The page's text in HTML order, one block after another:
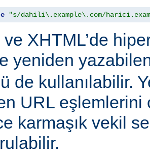
"s/dahili\.example\.com/
XHTML’de
yeniden
de kullanılabilir.
URL eşlemlerini
karmaşık vekil